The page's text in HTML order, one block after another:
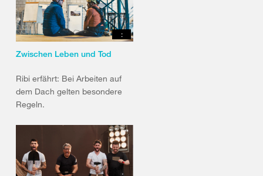
:
Zwischen Leben und Tod
Ribi erfährt: Bei Arbeiten auf
dem Dach gelten besondere
Regeln.